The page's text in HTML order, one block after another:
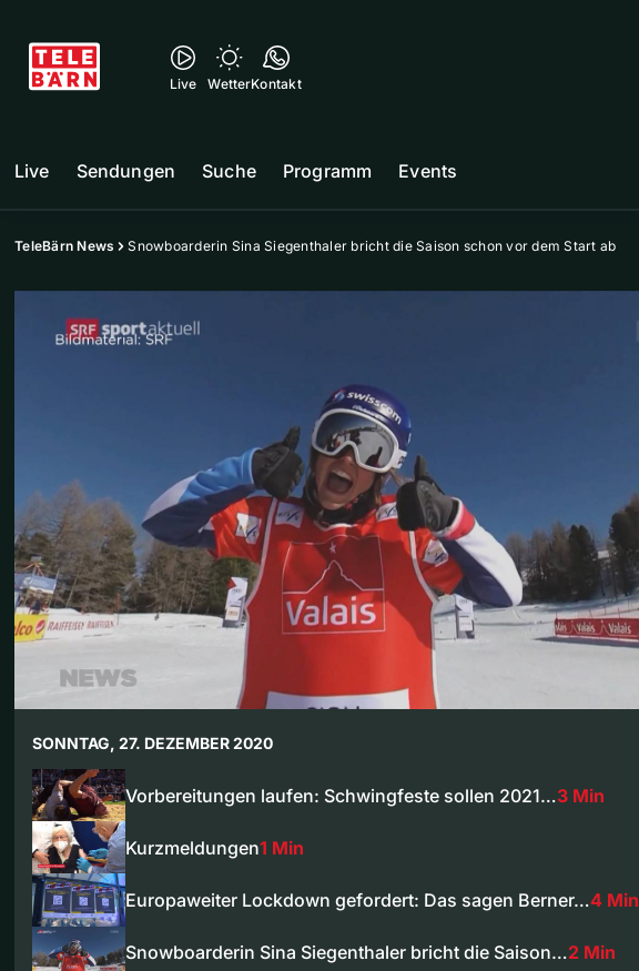
Live WetterKontakt
Live Sendungen Suche Programm Events
TeleBärn News Snowboarderin Sina Siegenthaler bricht die Saison schon vor dem Start ab
SONNTAG, 27. DEZEMBER 2020
Vorbereitungen laufen: Schwingfeste sollen 2021…3 Min
Kurzmeldungen1 Min
Europaweiter Lockdown gefordert: Das sagen Berner…4 Min
Snowboarderin Sina Siegenthaler bricht die Saison…2 Min